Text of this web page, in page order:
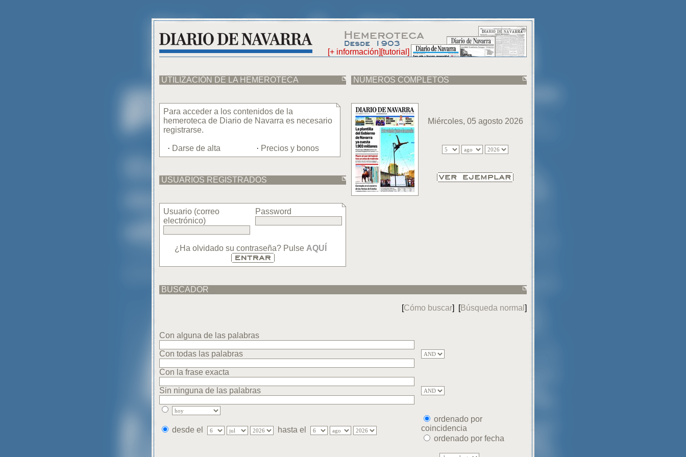
[+ información] [tutorial]
UTILIZACIÓN DE LA HEMEROTECA
Para acceder a los contenidos de la
hemeroteca de Diario de Navarra es necesario
registrarse.
· Darse de alta · Precios y bonos
USUARIOS REGISTRADOS
Usuario (correo
electrónico)
Password
¿Ha olvidado su contraseña? Pulse AQUÍ
NÚMEROS COMPLETOS
Miércoles, 05 agosto 2026
BUSCADOR
[Cómo buscar] [Búsqueda normal ]
Con alguna de las palabras
Con todas las palabras
Con la frase exacta
Sin ninguna de las palabras
desde el hasta el
ordenado por
coincidencia
ordenado por fecha